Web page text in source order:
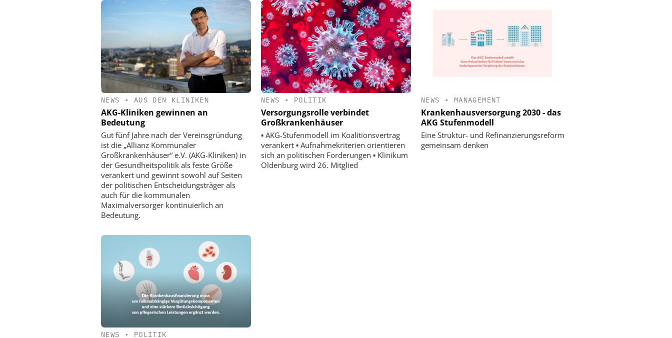
NEWS • AUS DEN KLINIKEN
AKG-Kliniken gewinnen an
Bedeutung
Gut fünf Jahre nach der Vereinsgründung
ist die „Allianz Kommunaler
Großkrankenhäuser“ e.V. (AKG-Kliniken) in
der Gesundheitspolitik als feste Größe
verankert und gewinnt sowohl auf Seiten
der politischen Entscheidungsträger als
auch für die kommunalen
Maximalversorger kontinuierlich an
Bedeutung.
NEWS • POLITIK
Versorgungsrolle verbindet
Großkrankenhäuser
▪ AKG-Stufenmodell im Koalitionsvertrag
verankert ▪ Aufnahmekriterien orientieren
sich an politischen Forderungen ▪ Klinikum
Oldenburg wird 26. Mitglied
NEWS • MANAGEMENT
Krankenhausversorgung 2030 - das
AKG Stufenmodell
Eine Struktur- und Refinanzierungsreform
gemeinsam denken
NEWS • POLITIK